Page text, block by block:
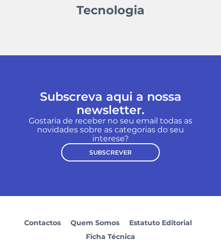
Tecnologia
Subscreva aqui a nossa
newsletter.
Gostaria de receber no seu email todas as
novidades sobre as categorias do seu
interese?
SUBSCREVER
Contactos Quem Somos
Estatuto Editorial
Ficha Técnica